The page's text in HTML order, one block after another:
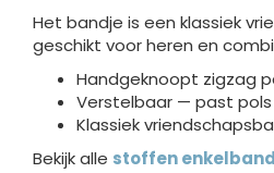
Het bandje is een klassiek
geschikt voor heren en
Handgeknoopt zigzag
Verstelbaar — past pols
Klassiek
Bekijk alle stoffen